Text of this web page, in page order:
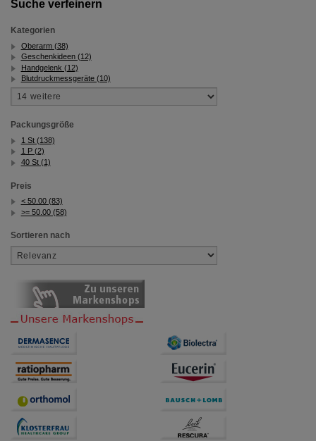
Suche verfeinern
Kategorien
Oberarm (38)
Geschenkideen (12)
Handgelenk (12)
Blutdruckmessgeräte (10)
Packungsgröße
1 St (138)
1 P (2)
40 St (1)
Preis
< 50.00 (83)
>= 50.00 (58)
Sortieren nach